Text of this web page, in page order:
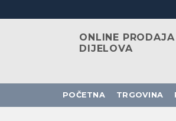
ONLINE
DIJELOVA
POČETNA TRGOVINA